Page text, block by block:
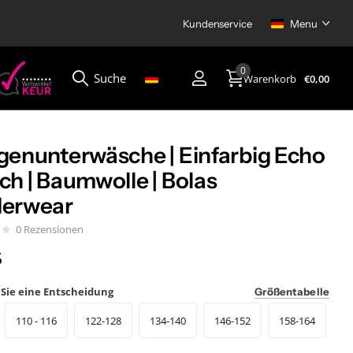
Kundenservice
Menu
Suche Warenkorb
0
€0,00
| Einfarbig Echo
| Baumwolle | Bolas
0 Rezensionen
eine Entscheidung Größentabelle
110 - 116 122-128 134-140 146-152 158-164